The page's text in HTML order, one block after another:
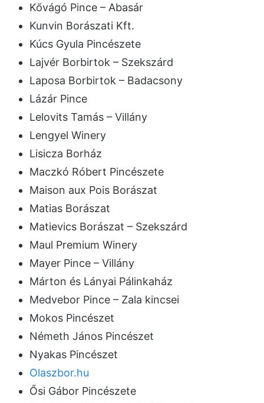
Kővágó Pince – Abasár
Kunvin Borászati Kft.
Kúcs Gyula Pincészete
Lajvér Borbirtok – Szekszárd
Laposa Borbirtok – Badacsony
Lázár Pince
Lelovits Tamás – Villány
Lengyel Winery
Lisicza Borház
Maczkó Róbert Pincészete
Maison aux Pois Borászat
Matias Borászat
Matievics Borászat – Szekszárd
Maul Premium Winery
Mayer Pince – Villány
Márton és Lányai Pálinkaház
Medvebor Pince – Zala kincsei
Mokos Pincészet
Németh János Pincészet
Nyakas Pincészet
Olaszbor.hu
Ősi Gábor Pincészete